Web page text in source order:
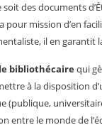
des documents
mission d’en
il en garantit
le bibliothécaire qui
à la disposition
(publique,
entre le monde de